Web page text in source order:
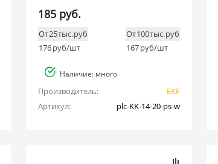
185 руб.
От 25 тыс. руб
176руб/шт
От 100 тыс. руб
167руб/шт
Наличие: много
Производитель:
EKF
Артикул:
plc-KK-14-20-ps-w